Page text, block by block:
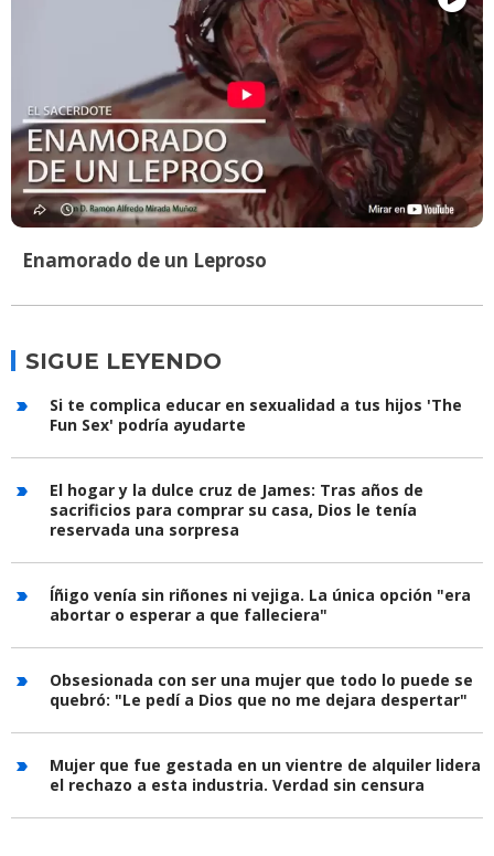
Enamorado de un Leproso
SIGUE LEYENDO
Si te complica educar en sexualidad a tus hijos 'The
Fun Sex' podría ayudarte
El hogar y la dulce cruz de James: Tras años de
sacrificios para comprar su casa, Dios le tenía
reservada una sorpresa
Íñigo venía sin riñones ni vejiga. La única opción "era
abortar o esperar a que falleciera"
Obsesionada con ser una mujer que todo lo puede se
quebró: "Le pedí a Dios que no me dejara despertar"
Mujer que fue gestada en un vientre de alquiler lidera
el rechazo a esta industria. Verdad sin censura